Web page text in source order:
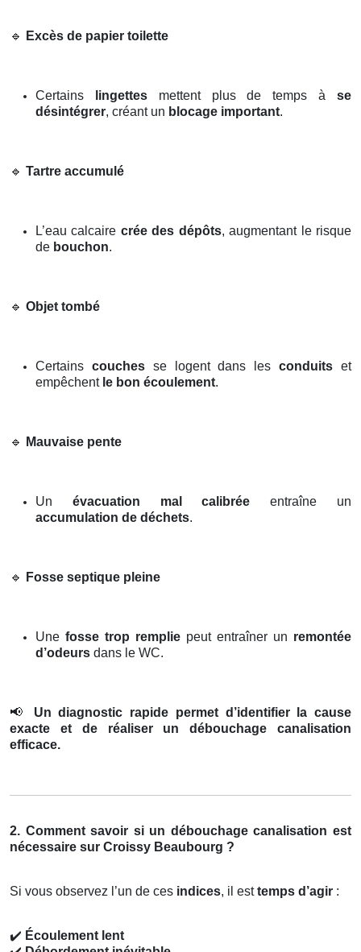
🔹 Excès de papier toilette
Certains lingettesmettent plus de temps àse
désintégrer, créant un blocage important.
🔹 Tartre accumulé
L’eau calcaire crée des dépôts, augmentant le risque
de bouchon.
🔹 Objet tombé
Certains couchesse logent dans lesconduits et
empêchent le bon écoulement.
🔹 Mauvaise pente
Un évacuation mal calibrée entraîne un
accumulation de déchets.
🔹 Fosse septique pleine
Une fosse trop remplie peut entraîner un remontée
d’odeurs dans le WC.
📢
Un diagnostic rapide permet d’identifier la cause
exacte et de réaliser un débouchage canalisation
efficace.
2. Comment savoir si un débouchage canalisation est
nécessaire sur Croissy Beaubourg ?
Si vous observez l’un de ces indices, il esttemps d’agir :
✔️ Écoulement lent